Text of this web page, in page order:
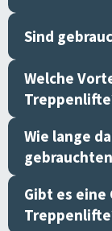
Sind
Welche
Wie lange
Gibt es